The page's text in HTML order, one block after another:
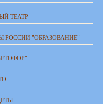
ТЕАТР
РОССИИ "ОБРАЗОВАНИЕ"